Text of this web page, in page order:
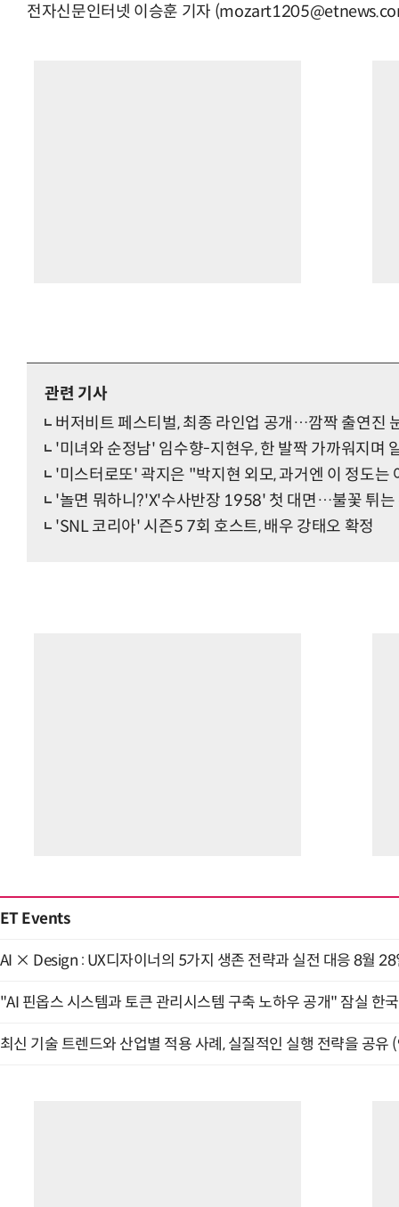
전자신문인터넷 이승훈 기자
관련 기사
버저비트 페스티벌, 최종 라인업 공개…깜짝 출연진
'미녀와 순정남' 임수향-지현우, 한 발짝 가까워지며
'미스터로또' 곽지은 "박지현 외모, 과거엔 이 정도는
'놀면 뭐하니?'X'수사반장 1958' 첫 대면…불꽃 튀는
'SNL 코리아' 시즌5 7회 호스트, 배우 강태오 확정
ET Events
AI × Design : UX디자이너의 5가지 생존 전략과 실전 대응 8월
"AI 핀옵스 시스템과 토큰 관리시스템 구축 노하우 공개" 잠실 한
최신 기술 트렌드와 산업별 적용 사례, 실질적인 실행 전략을 공유